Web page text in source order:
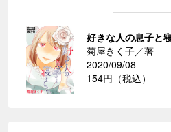
好きな人の息子と
菊屋きく子／著
2020/09/08
154円（税込）